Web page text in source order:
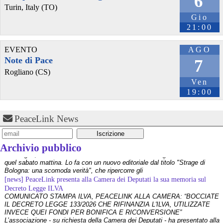
windowslatest.com/2026/07/30/a
windows11
@Nobody_Special - 30/7/2026 19:26
A major Windows 11 UI redesign is coming, Microsoft is
dumping legacy code for WinUI
piefed.social/c/technology@lem
@remixtures - 30/7/2026 10:21
"The year is 2026, and I’m still amazed when I find a new entry in
Gio
21:00
Turin, Italy (TO)
AGO
7
Ven
19:00
EVENTO
Note di Pace
Rogliano (CS)
PeaceLink News
Archivio pubblico
[news] La strage di Bologna, i suoi mandati e la cerniera con la NATO
A quarantasei anni dalla strage che il 2 agosto 1980 insanguinò la stazione
di Bologna, PeaceLink torna a ricordare le 85 vittime e gli oltre 200 feriti di
quel sabato mattina. Lo fa con un nuovo editoriale dal titolo "Strage di
Bologna: una scomoda verità", che ripercorre gli
[news] PeaceLink presenta alla Camera dei Deputati la sua memoria sul
Decreto Legge ILVA
COMUNICATO STAMPA ILVA, PEACELINK ALLA CAMERA: “BOCCIATE
IL DECRETO LEGGE 133/2026 CHE RIFINANZIA L'ILVA, UTILIZZATE
INVECE QUEI FONDI PER BONIFICA E RICONVERSIONE”
L’associazione - su richiesta della Camera dei Deputati - ha presentato alla
Commissione Finanze della Camer
[news] La violenza non ha mai giustificazioni e finisce sempre per